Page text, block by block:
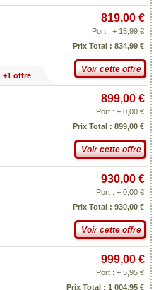
819,00 €
Port : + 15,99 €
Prix Total : 834,99 €
Voir cette offre
+1 offre
899,00 €
Port : + 0,00 €
Prix Total : 899,00 €
Voir cette offre
930,00 €
Port : + 0,00 €
Prix Total : 930,00 €
Voir cette offre
999,00 €
Port : + 5,95 €
Prix Total : 1 004,95 €